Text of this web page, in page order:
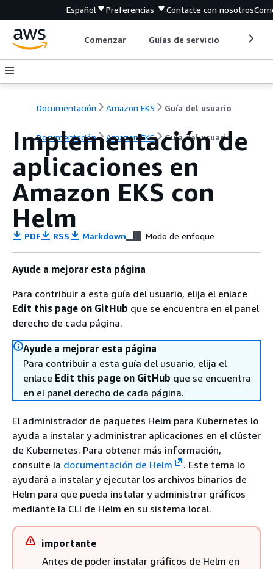
Español Preferencias Contacte con nosotros
Comenzar Guías de servicio
Documentación Amazon EKS Guía del usuario
Documentación Amazon EKS Guía del usuario
Implementación de
aplicaciones en
Amazon EKS con
Helm
PDF RSS Markdown Modo de enfoque
Ayude a mejorar esta página
Para contribuir a esta guía del usuario, elija el enlace
Edit this page on GitHub que se encuentra en el panel
derecho de cada página.
Ayude a mejorar esta página
Para contribuir a esta guía del usuario, elija el
enlace Edit this page on GitHub que se encuentra
en el panel derecho de cada página.
El administrador de paquetes Helm para Kubernetes lo
ayuda a instalar y administrar aplicaciones en el clúster
de Kubernetes. Para obtener más información,
consulte la documentación de Helm
. Este tema lo
ayudará a instalar y ejecutar los archivos binarios de
Helm para que pueda instalar y administrar gráficos
mediante la CLI de Helm en su sistema local.
importante
Antes de poder instalar gráficos de Helm en